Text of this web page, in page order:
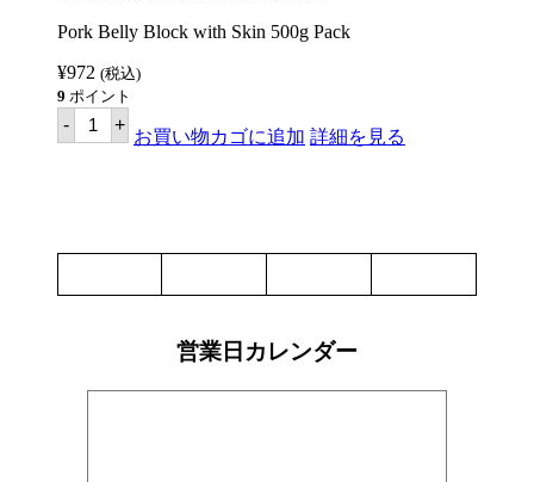
Ｇ
Ａ
Ｎ
Ｉ】
個
Pork Belly Block with Skin 500g Pack
¥972 (税込)
9 ポイント
- 皮
つ
ロ
+
お買い物カゴに追加 詳細を見る
営業日カレンダー